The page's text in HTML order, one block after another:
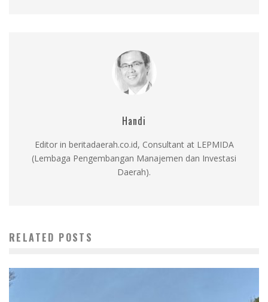
Handi
Editor in beritadaerah.co.id, Consultant at LEPMIDA
(Lembaga Pengembangan Manajemen dan Investasi
Daerah).
RELATED POSTS